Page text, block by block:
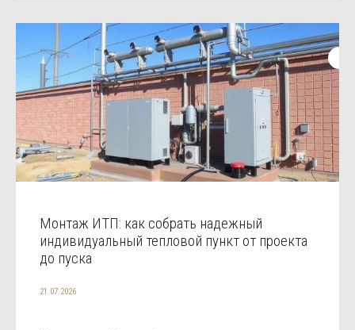
Монтаж ИТП: как собрать надежный
индивидуальный тепловой пункт от проекта
до пуска
21.07.2026